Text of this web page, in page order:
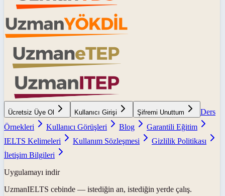
Ücretsiz Üye Ol Kullanıcı Girişi Şifremi Unuttum
Ders
Örnekleri
Kullanıcı Görüşleri Blog
Garantili Eğitim
IELTS Kelimeleri
Kullanım Sözleşmesi
Gizlilik Politikası
İletişim Bilgileri
Uygulamayı indir
UzmanIELTS cebinde — istediğin an, istediğin yerde çalış.